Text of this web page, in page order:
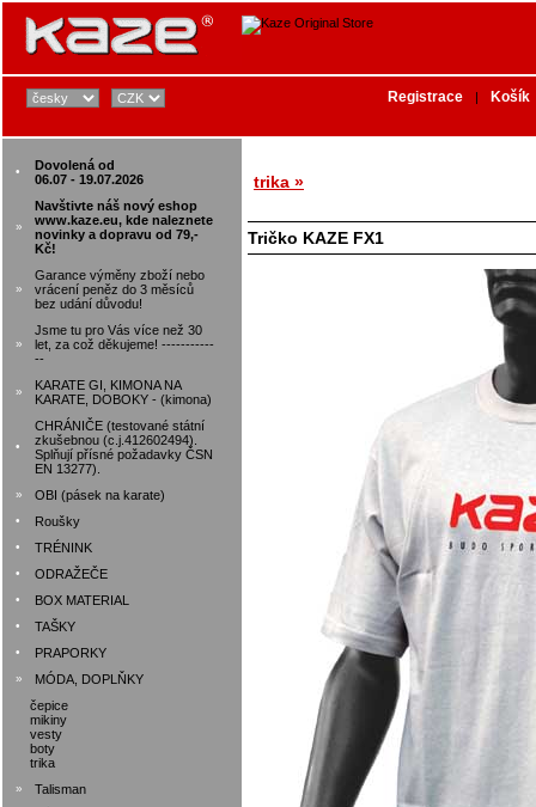
•
Dovolená od
06.07 - 19.07.2026
»
Navštivte náš nový eshop
www.kaze.eu, kde naleznete
novinky a dopravu od 79,-
Kč!
»
Garance výměny zboží nebo
vrácení peněz do 3 měsíců
bez udání důvodu!
»
Jsme tu pro Vás více než 30
let, za což děkujeme! -----------
--
»
KARATE GI, KIMONA NA
KARATE, DOBOKY - (kimona)
•
CHRÁNIČE (testované státní
zkušebnou (c.j.412602494).
Splňují přísné požadavky ČSN
EN 13277).
» OBI (pásek na karate)
• Roušky
• TRÉNINK
• ODRAŽEČE
• BOX MATERIAL
• TAŠKY
• PRAPORKY
»
MÓDA, DOPLŇKY
čepice
mikiny
vesty
boty
trika
» Talisman
Registrace | Košík
trika »
Tričko KAZE FX1